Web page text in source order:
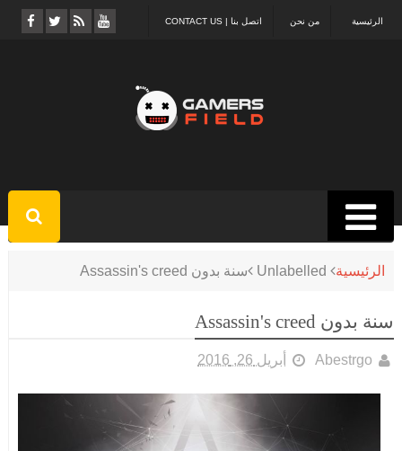
اتصل بنا | CONTACT US من نحن الرئيسية
الرئيسية Unlabelled سنة بدون Assassin's creed
سنة بدون Assassin's creed
Abestrgo أبريل 26, 2016